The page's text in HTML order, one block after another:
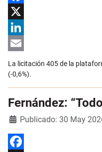
Facebook
X
LinkedIn
Email
La licitación 405 de la
(-0,6%).
Fernández:
DetallesPublicado: 30 May